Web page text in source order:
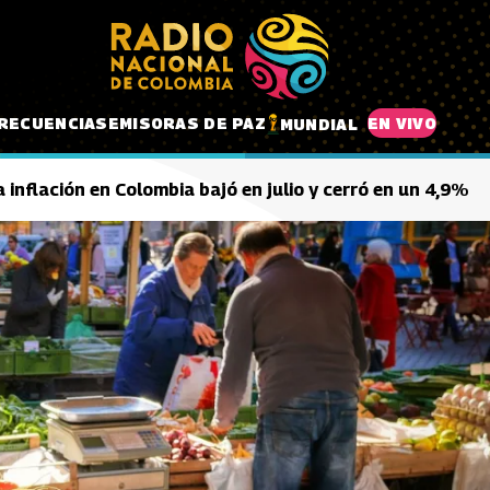
EMISORAS DE PAZ MUNDIAL EN VIVO
inflación en Colombia bajó en julio y cerró en un 4,9%